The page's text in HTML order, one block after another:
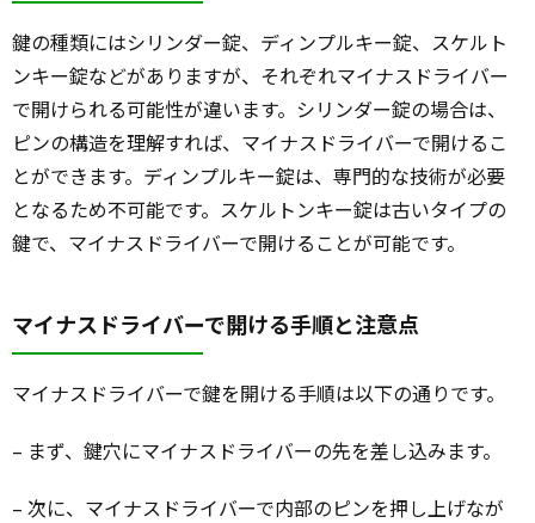
鍵の種類にはシリンダー錠、ディンプルキー錠、スケルト
ンキー錠などがありますが、それぞれマイナスドライバー
で開けられる可能性が違います。シリンダー錠の場合は、
ピンの構造を理解すれば、マイナスドライバーで開けるこ
とができます。ディンプルキー錠は、専門的な技術が必要
となるため不可能です。スケルトンキー錠は古いタイプの
鍵で、マイナスドライバーで開けることが可能です。
マイナスドライバーで開ける手順と注意点
マイナスドライバーで鍵を開ける手順は以下の通りです。
– まず、鍵穴にマイナスドライバーの先を差し込みます。
– 次に、マイナスドライバーで内部のピンを押し上げなが